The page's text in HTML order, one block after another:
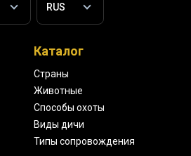
Каталог
Страны
Животные
Способы охоты
Виды дичи
Типы сопровождения